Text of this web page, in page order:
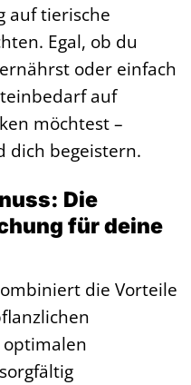
auf tierische
Egal, ob du
oder einfach
auf
möchtest –
dich begeistern.
Die
für deine
die Vorteile